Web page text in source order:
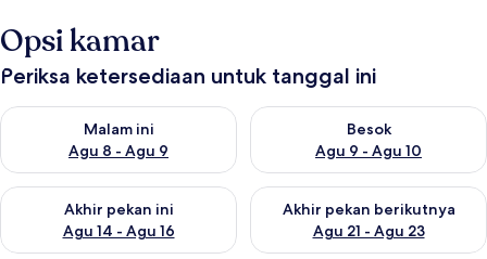
Opsi kamar
Periksa ketersediaan untuk tanggal ini
Malam ini
Agu 8 - Agu 9
Periksa ketersediaan untuk malam ini Agu 8 - Agu 9
Besok
Agu 9 - Agu 10
Periksa ketersediaan untuk
Akhir pekan ini
Agu 14 - Agu 16
Periksa ketersediaan untuk akhir pekan ini Agu 14 - Agu 16
Akhir pekan berikutnya
Agu 21 - Agu 23
Periksa ketersediaan untuk